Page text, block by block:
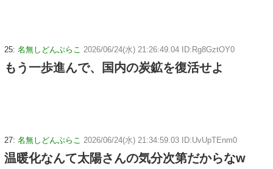
25: 名無しどんぶらこ 2026/06/24(水) 21:26:49.04 ID:Rg8GztOY0
もう一歩進んで、国内の炭鉱を復活せよ
27: 名無しどんぶらこ 2026/06/24(水) 21:34:59.03 ID:UvUpTEnm0
温暖化なんて太陽さんの気分次第だからなw